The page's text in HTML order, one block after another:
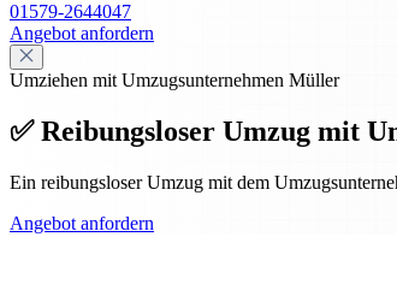
01579-2644047
Angebot anfordern
Umziehen mit Umzugsunternehmen Müller
✅ Reibungsloser Umzug mit
Ein reibungsloser Umzug mit dem
Angebot anfordern